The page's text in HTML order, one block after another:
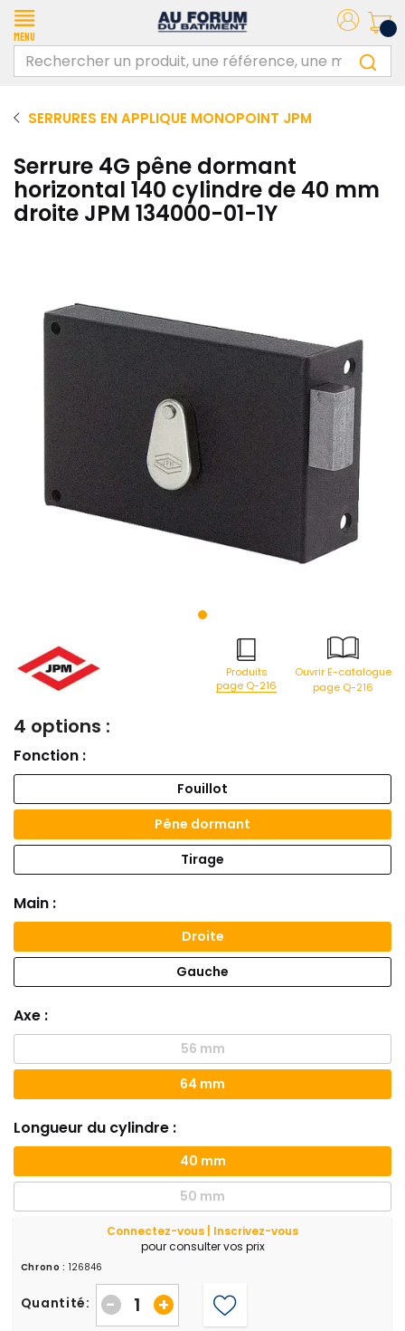
Menu
SERRURES EN APPLIQUE MONOPOINT JPM
Serrure 4G pêne dormant
horizontal 140 cylindre de 40 mm
droite JPM 134000-01-1Y
Produits
page Q-216
Ouvrir E-catalogue
page Q-216
4 options :
Fonction :
Fouillot
Pêne dormant
Tirage
Main :
Droite
Gauche
Axe :
56 mm
64 mm
Longueur du cylindre :
40 mm
50 mm
Connectez-vous | Inscrivez-vous
pour consulter vos prix
Chrono : 126846
Quantité: +
-